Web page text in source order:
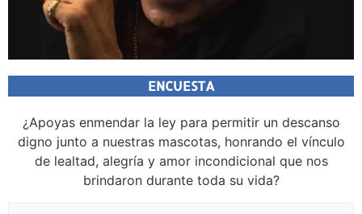
ENCUESTA
¿Apoyas enmendar la ley para permitir un descanso
digno junto a nuestras mascotas, honrando el vínculo
de lealtad, alegría y amor incondicional que nos
brindaron durante toda su vida?